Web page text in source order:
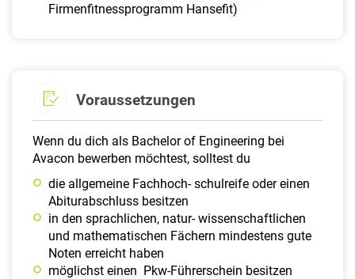
Firmenfitnessprogramm Hansefit)
Voraussetzungen
Wenn du dich als Bachelor of Engineering bei
Avacon bewerben möchtest, solltest du
die allgemeine Fachhoch- schulreife oder einen
Abiturabschluss besitzen
in den sprachlichen, natur- wissenschaftlichen
und mathematischen Fächern mindestens gute
Noten erreicht haben
möglichst einen Pkw-Führerschein besitzen